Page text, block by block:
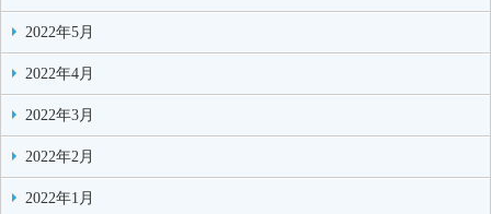
2022年5月
2022年4月
2022年3月
2022年2月
2022年1月